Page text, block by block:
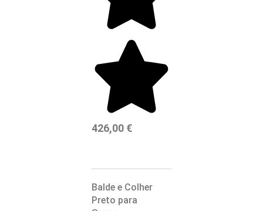
426,00 €
Balde e Colher
Preto para